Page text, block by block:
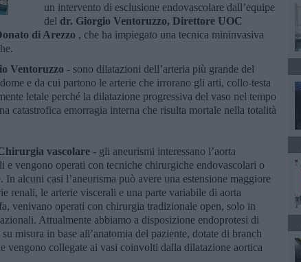
un intervento di esclusione endovascolare dall’equipe
del dr. Giorgio Ventoruzzo, Direttore UOC
di Arezzo , che ha impiegato una tecnica mininvasiva
Ventoruzzo - sono dilatazioni dell’arteria più grande del
e da cui partono le arterie che irrorano gli arti, collo-testa
letale perché la dilatazione progressiva del vaso nel tempo
catastrofica emorragia interna che risulta mortale nella totalità
vascolare - gli aneurismi interessano l’aorta
vengono operati con tecniche chirurgiche endovascolari o
alcuni casi l’aneurisma può avere una estensione maggiore
renali, le arterie viscerali e una parte variabile di aorta
venivano operati con chirurgia tradizionale open, solo in
Attualmente abbiamo a disposizione endoprotesi di
misura in base all’anatomia del paziente, dotate di branch
vengono collegate ai vasi coinvolti dalla dilatazione aortica